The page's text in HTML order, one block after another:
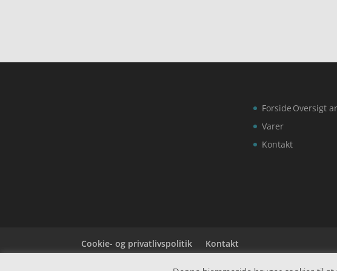
Forside
Varer
Kontakt
Oversigt
Cookie- og privatlivspolitik Kontakt